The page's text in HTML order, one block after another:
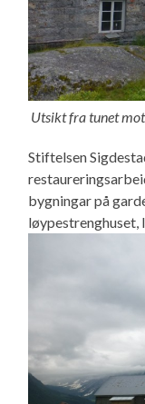
Utsikt fra tunet
Stiftelsen
bygningar på
løypestrenghuset,